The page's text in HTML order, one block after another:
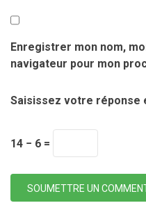
Enregistrer mon nom,
navigateur pour mon
Saisissez votre réponse
14 − 6 =
SOUMETTRE UN